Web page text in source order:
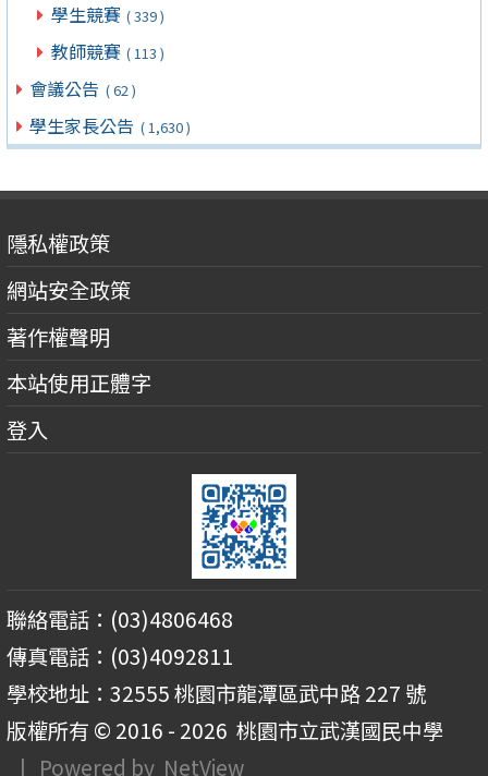
學生競賽 ( 339 )
教師競賽 ( 113 )
會議公告 ( 62 )
學生家長公告 ( 1,630 )
隱私權政策
網站安全政策
著作權聲明
本站使用正體字
登入
聯絡電話：(03)4806468
傳真電話：(03)4092811
學校地址：32555 桃園市龍潭區武中路 227 號
版權所有 © 2016 - 2026 桃園市立武漢國民中學
| Powered by NetView